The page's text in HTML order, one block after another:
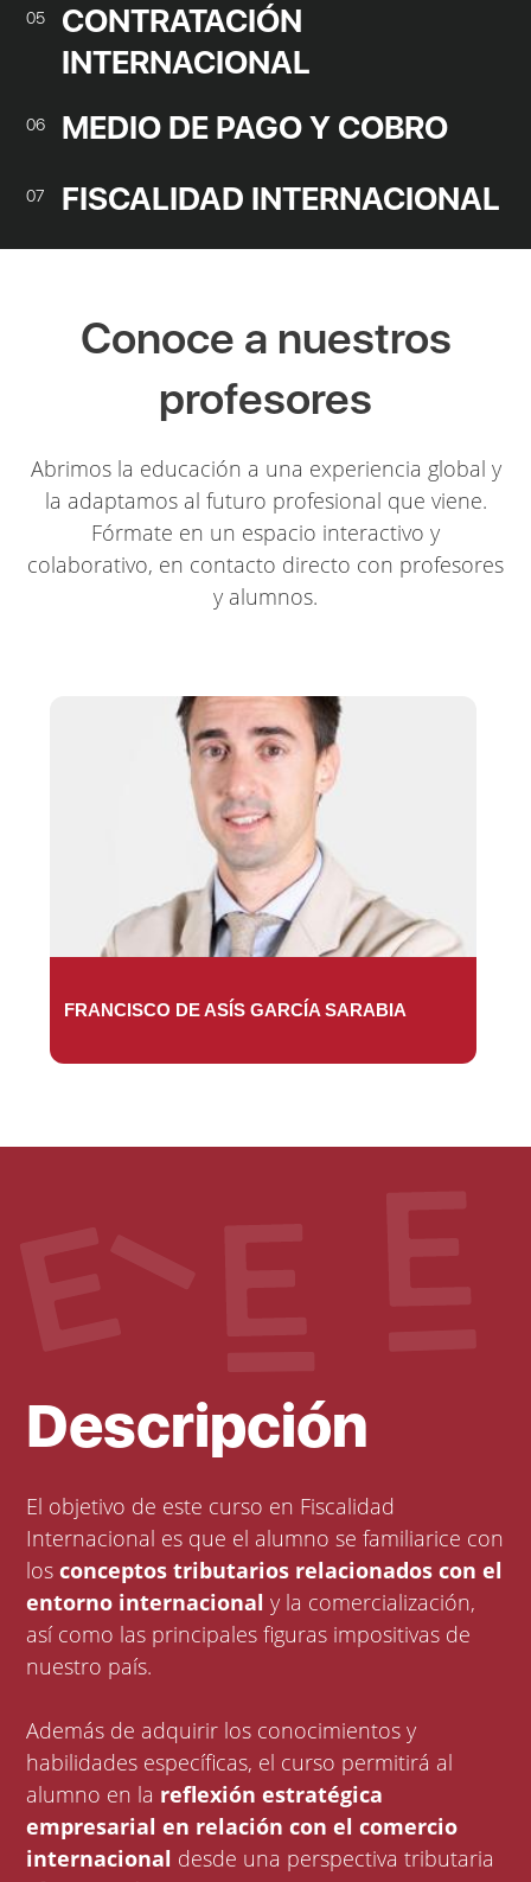
05
CONTRATACIÓN
INTERNACIONAL
06 MEDIO DE PAGO Y COBRO
07 FISCALIDAD INTERNACIONAL
Conoce a nuestros
profesores
Abrimos la educación a una experiencia global y
la adaptamos al futuro profesional que viene.
Fórmate en un espacio interactivo y
colaborativo, en contacto directo con profesores
y alumnos.
FRANCISCO DE ASÍS GARCÍA SARABIA
Descripción
El objetivo de este curso en Fiscalidad
Internacional es que el alumno se familiarice con
losconceptos tributarios relacionados con el
entorno internacional y la comercialización,
así como las principales figuras impositivas de
nuestro país.
Además de adquirir los conocimientos y
habilidades específicas, el curso permitirá al
alumno en la reflexión estratégica
empresarial en relación con el comercio
internacional desde una perspectiva tributaria